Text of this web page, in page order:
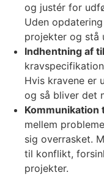
og justér for
Uden
projekter og stå
Indhentning af
Hvis kravene er
og så bliver det
Kommunikation
mellem
sig overrasket.
til konflikt,
projekter.